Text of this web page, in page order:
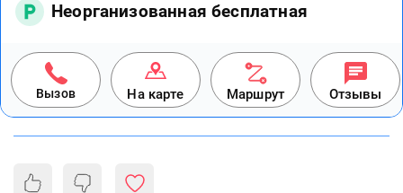
Неорганизованная бесплатная
Вызов На карте Маршрут Отзывы